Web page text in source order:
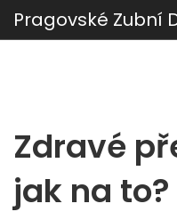
Pragovské Zubní
Zdravé
jak na to?